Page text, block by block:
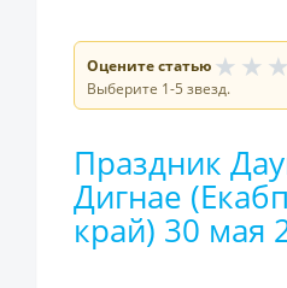
Оцените статью ★ ★ ★
Выберите 1-5 звезд.
Праздник
Дигнае
край) 30 мая